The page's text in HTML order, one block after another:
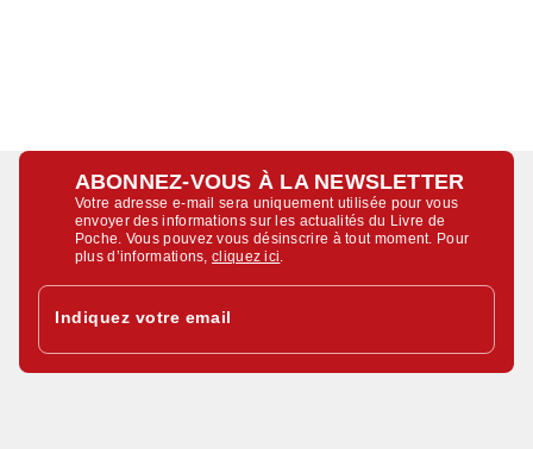
ABONNEZ-VOUS À LA NEWSLETTER
Votre adresse e-mail sera uniquement utilisée pour vous
envoyer des informations sur les actualités du Livre de
Poche. Vous pouvez vous désinscrire à tout moment. Pour
plus d’informations,cliquez ici.
Indiquez votre email